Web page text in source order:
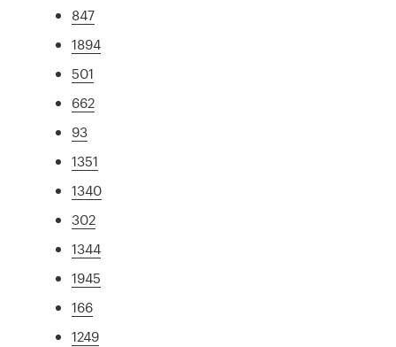
847
1894
501
662
93
1351
1340
302
1344
1945
166
1249